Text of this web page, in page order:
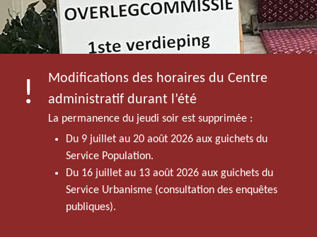
Modifications des horaires du Centre
administratif durant l’été
La permanence du jeudi soir est supprimée :
Du 9 juillet au 20 août 2026 aux guichets du
Service Population.
Du 16 juillet au 13 août 2026 aux guichets du
Service Urbanisme (consultation des enquêtes
publiques).